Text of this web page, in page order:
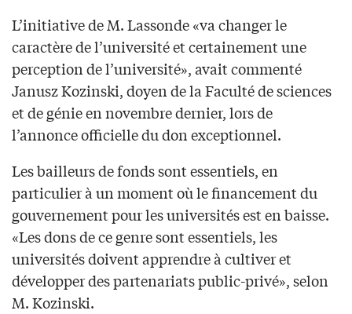
L’initiative de M. Lassonde «va changer le
caractère de l’université et certainement une
perception de l’université», avait commenté
Janusz Kozinski, doyen de la Faculté de sciences
et de génie en novembre dernier, lors de
l’annonce officielle du don exceptionnel.
Les bailleurs de fonds sont essentiels, en
particulier à un moment où le financement du
gouvernement pour les universités est en baisse.
«Les dons de ce genre sont essentiels, les
universités doivent apprendre à cultiver et
développer des partenariats public-privé», selon
M. Kozinski.